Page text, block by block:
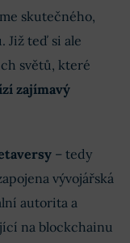
skutečného,
Již teď si ale
světů, které
zajímavý
– tedy
vývojářská
autorita a
na blockchainu